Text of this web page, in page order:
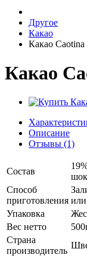
Другое
Какао
Какао
Какао
Описание
Отзывы (1)
Состав
Способ
приготовления
Упаковка
Вес нетто
Страна
производитель